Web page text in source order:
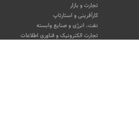
تجارت و بازار
کارآفرینی و استارتاپ
نفت، انرژی و صنایع وابسته
تجارت الکترونیک و فناوری اطلاعات